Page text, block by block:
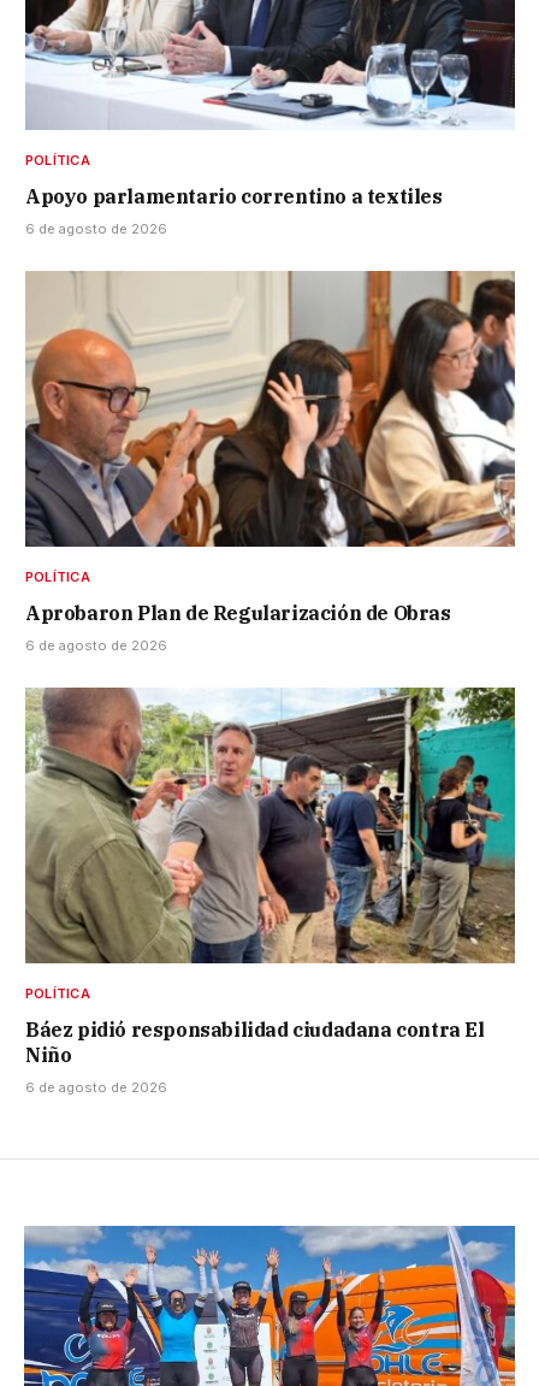
POLÍTICA
Apoyo parlamentario correntino a textiles
6 de agosto de 2026
POLÍTICA
Aprobaron Plan de Regularización de Obras
6 de agosto de 2026
POLÍTICA
Báez pidió responsabilidad ciudadana contra El
Niño
6 de agosto de 2026